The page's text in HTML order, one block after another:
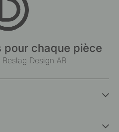
pour chaque pièce
Design AB